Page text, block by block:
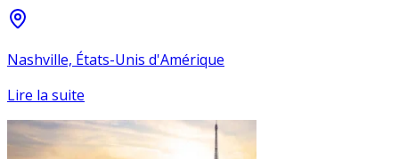
Nashville, États-Unis d'Amérique
Lire la suite